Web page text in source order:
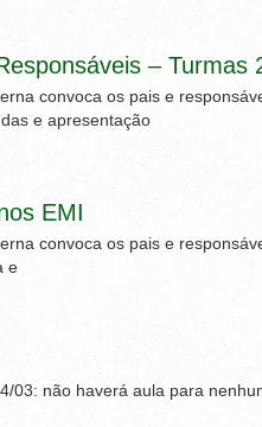
–
convoca os pais e
e apresentação
EMI
convoca os pais e
e
03: não haverá aula para